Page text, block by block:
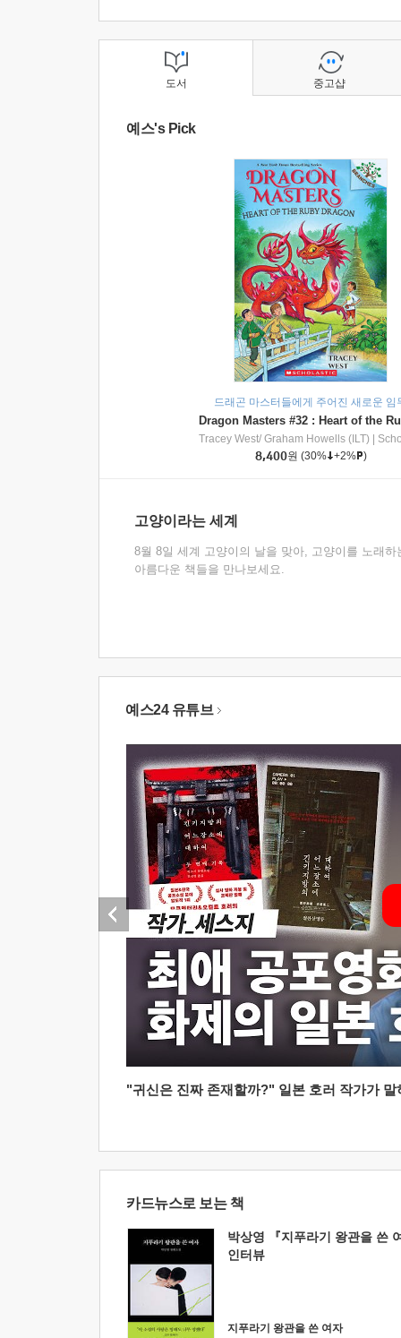
도서
예스's Pick
드래곤 마스터들에게 주어진 새로운 임
Tracey West/ Graham Howells (ILT)
8,400원 (30% +2% )
고양이라는 세계
8월 8일 세계 고양이의 날을 맞아, 고양이를 노래하
아름다운 책들을 만나보세요.
중고샵
예스24 유튜브
"귀신은 진짜 존재할까?" 일본 호러 작가가
카드뉴스로 보는 책
박상영 『지푸라기 왕관을 쓴
인터뷰
지푸라기 왕관을 쓴 여자